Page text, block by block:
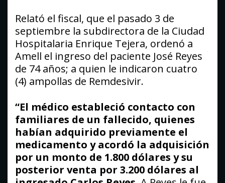
Relató el fiscal, que el pasado 3 de
septiembre la subdirectora de la Ciudad
Hospitalaria Enrique Tejera, ordenó a
Amell el ingreso del paciente José Reyes
de 74 años; a quien le indicaron cuatro
(4) ampollas de Remdesivir.
“El médico estableció contacto con
familiares de un fallecido, quienes
habían adquirido previamente el
medicamento y acordó la adquisición
por un monto de 1.800 dólares y su
posterior venta por 3.200 dólares al